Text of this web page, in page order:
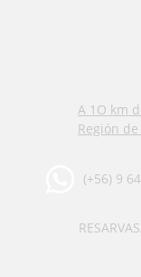
A 1O km
Región de
(+56) 9